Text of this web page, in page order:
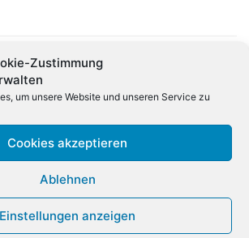
Zustimmung
um unsere Website und unseren Service zu
Cookies akzeptieren
Ablehnen
Einstellungen anzeigen